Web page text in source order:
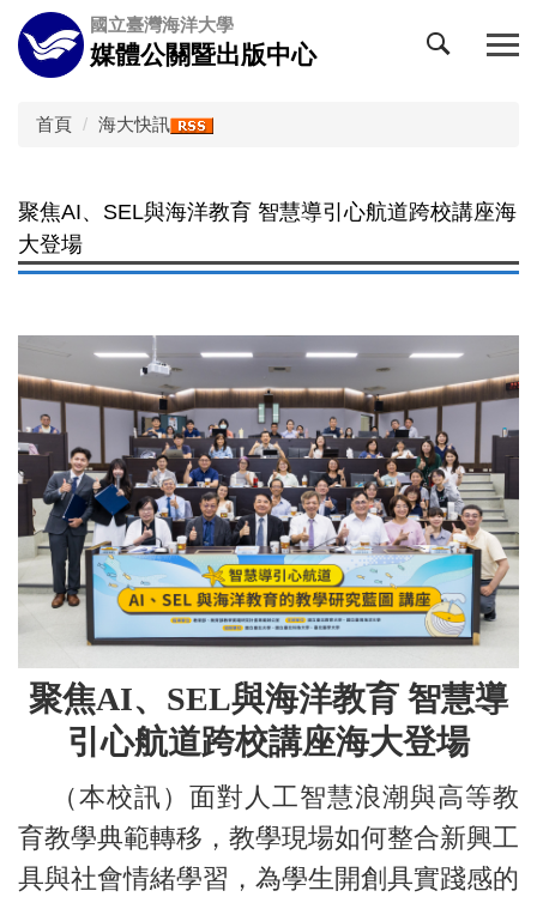
跳
到
主
國立臺灣海洋大學
媒體公關暨出版中心
首頁 海大快訊
聚焦AI、SEL與海洋教育 智慧導引心航道跨校講座海
大登場
聚焦AI、SEL與海洋教育 智慧導
引心航道跨校講座海大登場
（本校訊）面對人工智慧浪潮與高等教
育教學典範轉移，教學現場如何整合新興工
具與社會情緒學習，為學生開創具實踐感的